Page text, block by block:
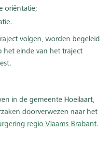
oriëntatie;
volgen, worden begeleid
het einde van het traject
in de gemeente Hoeilaart,
doorverwezen naar het
regio Vlaams-Brabant.